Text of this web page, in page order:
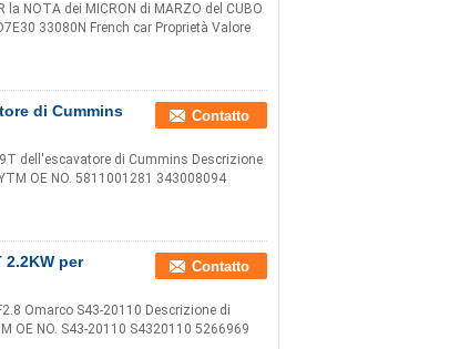
la NOTA dei MICRON di MARZO del CUBO
33080N French car Proprietà Valore
di Cummins
Contatto
dell'escavatore di Cummins Descrizione
OE NO. 5811001281 343008094
2.2KW per
Contatto
Omarco S43-20110 Descrizione di
OE NO. S43-20110 S4320110 5266969